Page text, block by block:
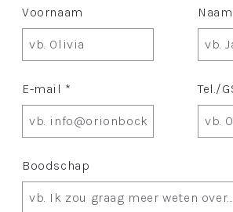
Voornaam
E-mail * Tel./
Boodschap